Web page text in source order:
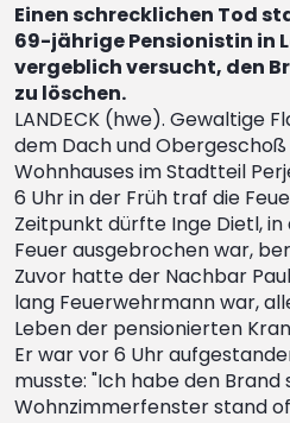
Einen schrecklichen Tod
69-jährige Pensionistin in
vergeblich versucht, den
zu löschen.
LANDECK (hwe). Gewaltige
dem Dach und
Wohnhauses im Stadtteil
6 Uhr in der Früh traf die
Zeitpunkt dürfte Inge Dietl,
Feuer ausgebrochen war,
Zuvor hatte der Nachbar
lang Feuerwehrmann war,
Leben der pensionierten
Er war vor 6 Uhr
musste: "Ich habe den
Wohnzimmerfenster stand